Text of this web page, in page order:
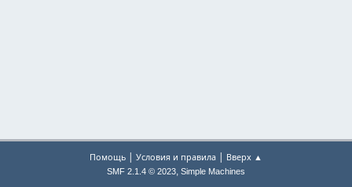
Помощь | Условия и правила | Вверх ▲
SMF 2.1.4 © 2023, Simple Machines